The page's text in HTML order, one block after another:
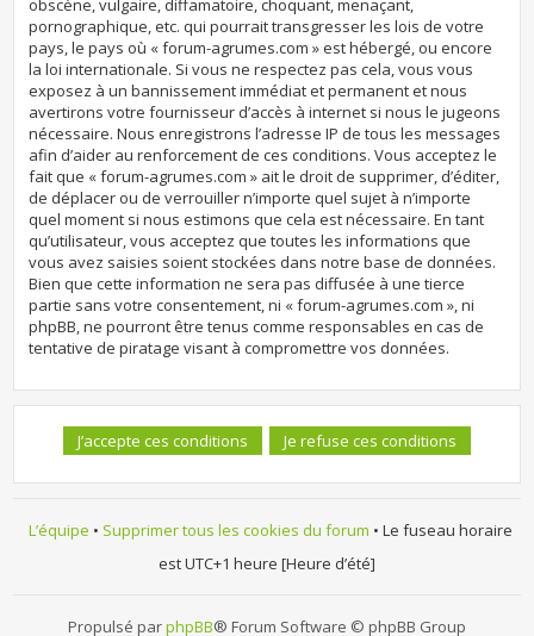
obscène, vulgaire, diffamatoire, choquant, menaçant,
pornographique, etc. qui pourrait transgresser les lois de votre
pays, le pays où « forum-agrumes.com » est hébergé, ou encore
la loi internationale. Si vous ne respectez pas cela, vous vous
exposez à un bannissement immédiat et permanent et nous
avertirons votre fournisseur d’accès à internet si nous le jugeons
nécessaire. Nous enregistrons l’adresse IP de tous les messages
afin d’aider au renforcement de ces conditions. Vous acceptez le
fait que « forum-agrumes.com » ait le droit de supprimer, d’éditer,
de déplacer ou de verrouiller n’importe quel sujet à n’importe
quel moment si nous estimons que cela est nécessaire. En tant
qu’utilisateur, vous acceptez que toutes les informations que
vous avez saisies soient stockées dans notre base de données.
Bien que cette information ne sera pas diffusée à une tierce
partie sans votre consentement, ni « forum-agrumes.com », ni
phpBB, ne pourront être tenus comme responsables en cas de
tentative de piratage visant à compromettre vos données.
L’équipe • Supprimer tous les cookies du forum • Le fuseau horaire
est UTC+1 heure [Heure d’été]
Propulsé parphpBB® Forum Software © phpBB Group